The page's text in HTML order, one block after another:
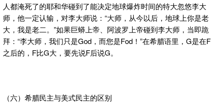
人都淹死了的耶和华碰到了能决定地球爆炸时间的特大忽悠李大
师，他一定认输，对李大师说：“大师，从今以后，地球上你是老
大，我是老二。”如果巨蟒上帝、阿波罗上帝碰到李大师，当即跪
拜：“李大师，我们只是God，而您是Fod！”在希腊语里，G是在F
之后的，F比G大，要先说F后说G。
（六）希腊民主与美式民主的区别